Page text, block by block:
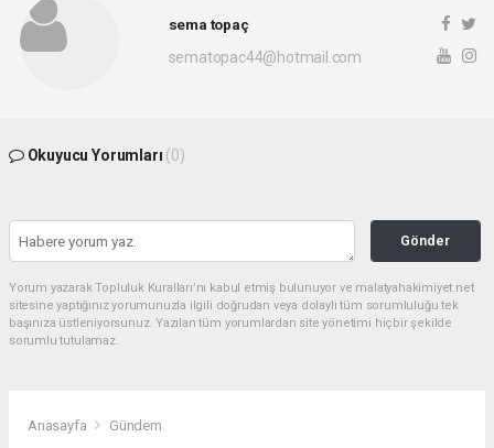
sema topaç
sematopac44@hotmail.com
Okuyucu Yorumları (0)
Gönder
Yorum yazarak Topluluk Kuralları’nı kabul etmiş bulunuyor ve malatyahakimiyet.net
sitesine yaptığınız yorumunuzla ilgili doğrudan veya dolaylı tüm sorumluluğu tek
başınıza üstleniyorsunuz. Yazılan tüm yorumlardan site yönetimi hiçbir şekilde
sorumlu tutulamaz.
Anasayfa Gündem